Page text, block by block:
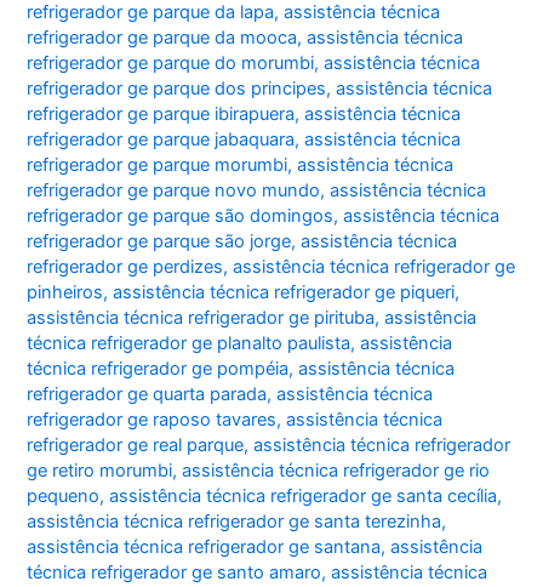
refrigerador ge parque da lapa,assistência técnica
refrigerador ge parque da mooca,assistência técnica
refrigerador ge parque do morumbi,assistência técnica
refrigerador ge parque dos principes,assistência técnica
refrigerador ge parque ibirapuera,assistência técnica
refrigerador ge parque jabaquara,assistência técnica
refrigerador ge parque morumbi,assistência técnica
refrigerador ge parque novo mundo,assistência técnica
refrigerador ge parque são domingos,assistência técnica
refrigerador ge parque são jorge,assistência técnica
refrigerador ge perdizes,assistência técnica refrigerador ge
pinheiros,assistência técnica refrigerador ge piqueri,
assistência técnica refrigerador ge pirituba,assistência
técnica refrigerador ge planalto paulista,assistência
técnica refrigerador ge pompéia,assistência técnica
refrigerador ge quarta parada,assistência técnica
refrigerador ge raposo tavares,assistência técnica
refrigerador ge real parque,assistência técnica refrigerador
ge retiro morumbi,assistência técnica refrigerador ge rio
pequeno,assistência técnica refrigerador ge santa cecília,
assistência técnica refrigerador ge santa terezinha,
assistência técnica refrigerador ge santana,assistência
técnica refrigerador ge santo amaro,assistência técnica